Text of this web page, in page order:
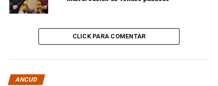
CLICK PARA COMENTAR
ANCUD